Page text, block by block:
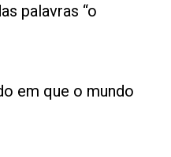
palavras “o
em que o mundo